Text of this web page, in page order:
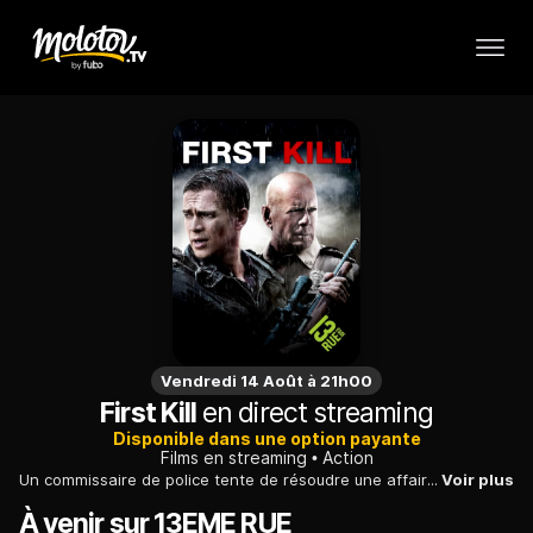
Vendredi 14 Août à 21h00
First Kill en direct streaming
Disponible dans une option payante
Films en streaming
Action
Un commissaire de police tente de résoudre une affaire compliquée, impliquant à la fois un braquage de banque et le kidnapping d'un jeune garçon. Voir plus
À venir sur 13EME RUE